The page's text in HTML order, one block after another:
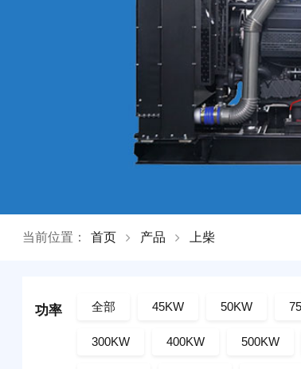
当前位置： 首页 产品 上柴
功率 全部 45KW 50KW
300KW 400KW 500KW